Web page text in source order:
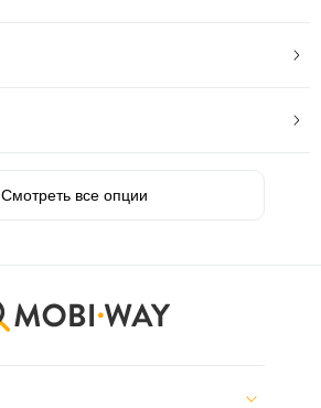
Смотреть все опции